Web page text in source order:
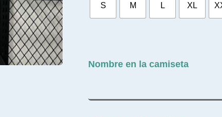
S M L XL
Nombre en la camiseta